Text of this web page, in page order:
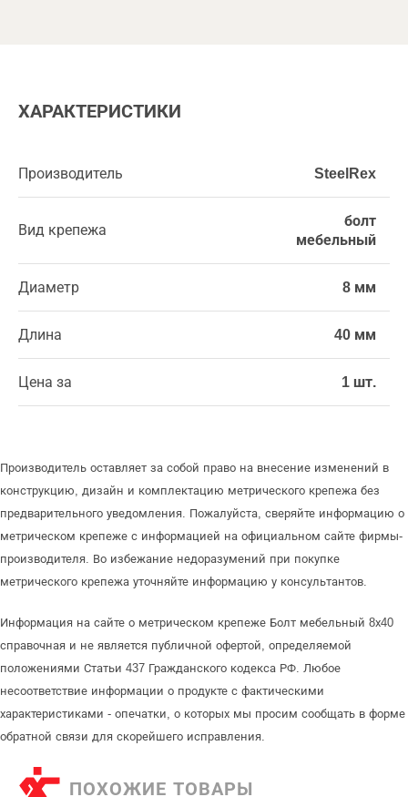
ХАРАКТЕРИСТИКИ
Производитель SteelRex
Вид крепежа
болт
мебельный
Диаметр 8 мм
Длина 40 мм
Цена за 1 шт.
Производитель оставляет за собой право на внесение изменений в
конструкцию, дизайн и комплектацию метрического крепежа без
предварительного уведомления. Пожалуйста, сверяйте информацию о
метрическом крепеже с информацией на официальном сайте фирмы-
производителя. Во избежание недоразумений при покупке
метрического крепежа уточняйте информацию у консультантов.
Информация на сайте о метрическом крепеже Болт мебельный 8х40
справочная и не является публичной офертой, определяемой
положениями Статьи 437 Гражданского кодекса РФ. Любое
несоответствие информации о продукте с фактическими
характеристиками - опечатки, о которых мы просим сообщать в форме
обратной связи для скорейшего исправления.
ПОХОЖИЕ ТОВАРЫ